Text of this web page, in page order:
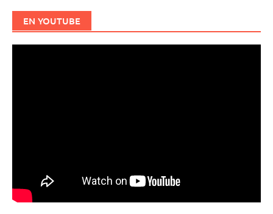
EN YOUTUBE